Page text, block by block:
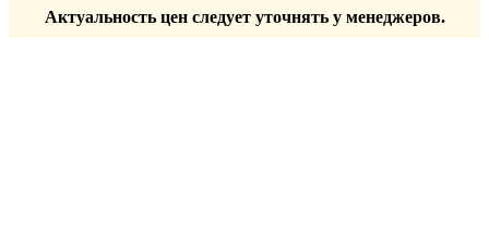
Актуальность цен следует уточнять у менеджеров.